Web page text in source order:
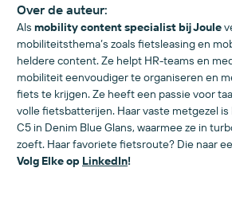
Over de auteur:
Als mobility content specialist bij Joule
mobiliteitsthema’s zoals fietsleasing en
heldere content. Ze helpt HR-teams en
mobiliteit eenvoudiger te organiseren en
fiets te krijgen. Ze heeft een passie voor
volle fietsbatterijen. Haar vaste metgezel is
C5 in Denim Blue Glans, waarmee ze in
zoeft. Haar favoriete fietsroute? Die naar
Volg Elke op LinkedIn!